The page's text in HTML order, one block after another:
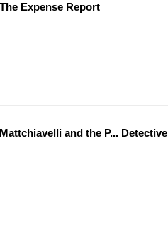
Expense Report
and the P... Detective